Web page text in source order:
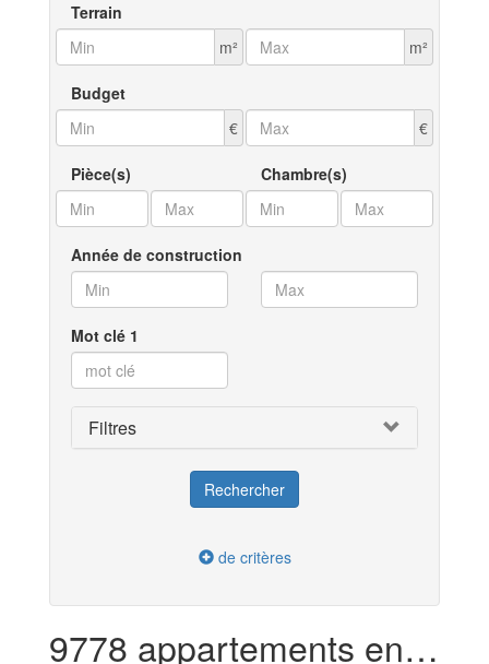
Terrain
m²
m²
Budget
€
€
Pièce(s) Chambre(s)
Année de construction
Mot clé 1
Filtres
de critères
9778 appartements en location